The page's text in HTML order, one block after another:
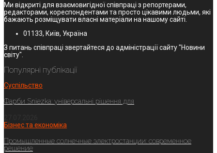
Ми відкриті для взаємовигідної співпраці з репортерами,
редакторами, кореспондентами та просто цікавими людьми, які
бажають розміщувати власні матеріали на нашому сайті.
01133, Київ, Україна
З питань співпраці звертайтеся до адміністрації сайту "Новини
світу".
Популярні публікації
Суспільство
Фарби Sniezka: універсальні рішення для
Бізнес та економіка
Промышленные солнечные электростанции: современное
решение